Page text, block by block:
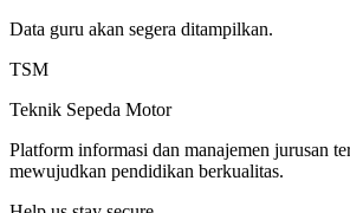
Data guru akan segera ditampilkan.
TSM
Teknik Sepeda Motor
Platform informasi dan manajemen jurusan
mewujudkan pendidikan berkualitas.